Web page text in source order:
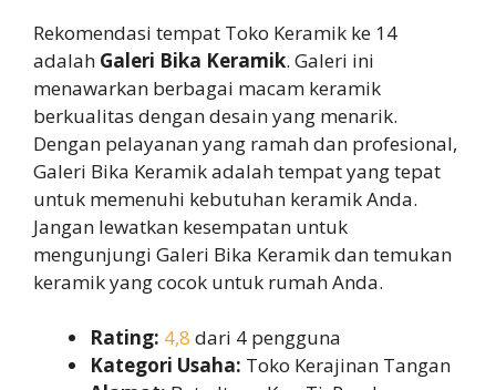
Rekomendasi tempat Toko Keramik ke 14
adalah Galeri Bika Keramik. Galeri ini
menawarkan berbagai macam keramik
berkualitas dengan desain yang menarik.
Dengan pelayanan yang ramah dan profesional,
Galeri Bika Keramik adalah tempat yang tepat
untuk memenuhi kebutuhan keramik Anda.
Jangan lewatkan kesempatan untuk
mengunjungi Galeri Bika Keramik dan temukan
keramik yang cocok untuk rumah Anda.
Rating: 4,8 dari 4 pengguna
Kategori Usaha: Toko Kerajinan Tangan